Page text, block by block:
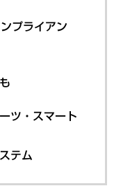
プライアン
ツ・スマート
テム